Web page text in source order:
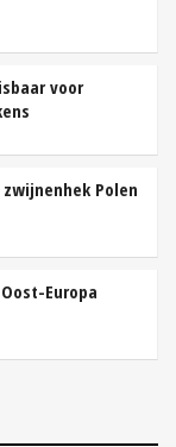
voor
Polen
Europa